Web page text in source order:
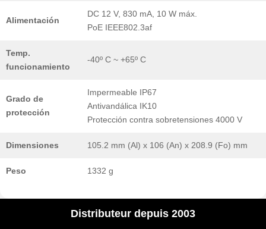
Alimentación
DC 12 V, 830 mA, 10 W máx.
PoE IEEE802.3af
Temp.
funcionamiento
-40º C ~ +65º C
Grado de
protección
Impermeable IP67
Antivandálica IK10
Protección contra sobretensiones 4000 V
Dimensiones 105.2 mm (Al) x 106 (An) x 208.9 (Fo) mm
Peso 1332 g
Distributeur depuis 2003